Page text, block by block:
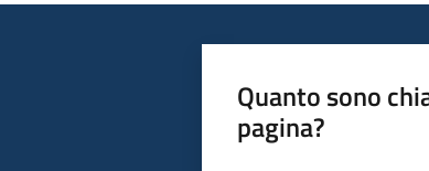
Quanto sono
pagina?